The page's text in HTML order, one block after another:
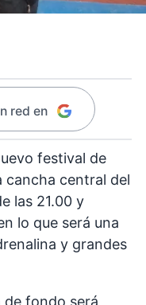
red en
festival de
cancha central del
las 21.00 y
lo que será una
y grandes